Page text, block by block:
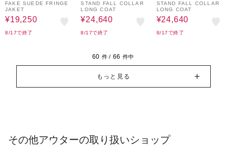
FAKE SUEDE FRINGE
JAKET
¥19,250
8/17で終了
STAND FALL COLLAR
LONG COAT
¥24,640
8/17で終了
STAND FALL COLLAR
LONG COAT
¥24,640
8/17で終了
60 件 / 66 件中
もっと見る
その他アウターの取り扱いショップ